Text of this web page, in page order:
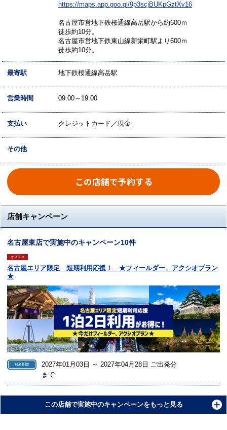
https://maps.app.goo.gl/9p3scjBUKpGztXv16
名古屋市営地下鉄桜通線高岳駅から約600ｍ
徒歩約10分。
名古屋市営地下鉄東山線新栄町駅より600ｍ
徒歩約10分。
最寄駅 地下鉄桜通線高岳駅
営業時間 09:00～19:00
支払い クレジットカード／現金
その他
この店舗で予約する
店舗キャンペーン
名古屋東店で実施中のキャンペーン10件
オススメ
名古屋エリア限定 短期利用応援！ ★フィールダー、アクシオプラン
★
対象期間
2027年01月03日 ～ 2027年04月28日 ご出発分
まで
この店舗で実施中のキャンペーンをもっと見る